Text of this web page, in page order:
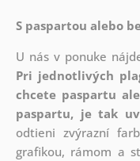
S paspartou alebo
U nás v ponuke
Pri jednotlivých
chcete paspartu
paspartu, je tak
odtieni zvýrazní
grafikou, rámom a